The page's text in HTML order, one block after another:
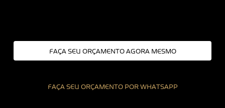
FAÇA SEU ORÇAMENTO AGORA MESMO
FAÇA SEU ORÇAMENTO POR WHATSAPP